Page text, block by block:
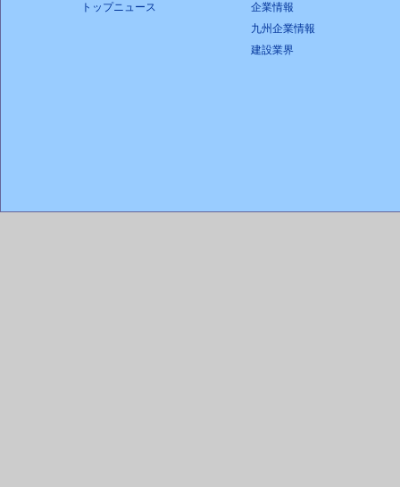
トップニュース
企業情報
九州企業情報
建設業界